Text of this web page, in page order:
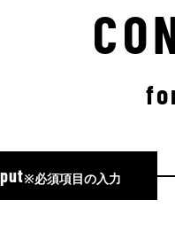
※必須項目の入力